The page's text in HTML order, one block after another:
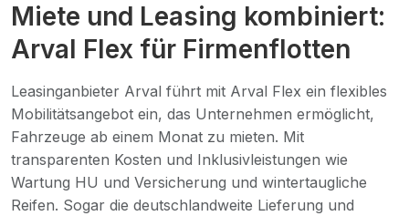
Miete und Leasing kombiniert:
Arval Flex für Firmenflotten
Leasinganbieter Arval führt mit Arval Flex ein flexibles
Mobilitätsangebot ein, das Unternehmen ermöglicht,
Fahrzeuge ab einem Monat zu mieten. Mit
transparenten Kosten und Inklusivleistungen wie
Wartung HU und Versicherung und wintertaugliche
Reifen. Sogar die deutschlandweite Lieferung und